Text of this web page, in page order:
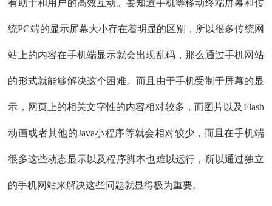
有助于和用户的高效互动。要知道手机等移动终端屏幕和传
统PC端的显示屏幕大小存在着明显的区别，所以很多传统网
站上的内容在手机端显示就会出现乱码，那么通过手机网站
的形式就能够解决这个困难。而且由于手机受制于屏幕的显
示，网页上的相关文字性的内容相对较多，而图片以及Flash
动画或者其他的Java小程序等就会相对较少，而且在手机端
很多这些动态显示以及程序脚本也难以运行，所以通过独立
的手机网站来解决这些问题就显得极为重要。